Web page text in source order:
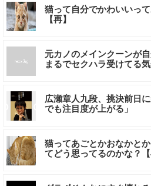
猫って自分でかわいいっ
【再】
元カノのメインクーンが
まるでセクハラ受けてる
広瀬章人九段、挑決前日
でも注目度が上がる」
猫ってあごとかおなかと
てどう思ってるのかな？【